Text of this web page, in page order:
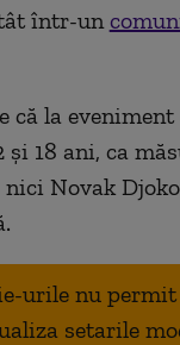
într-un
că la
18 ani, ca
nici Novak
urile nu
setarile